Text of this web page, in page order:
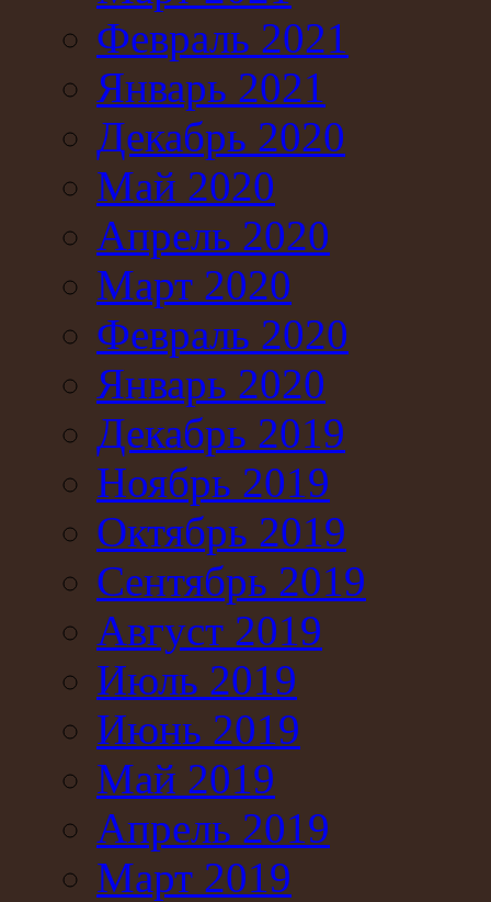
Февраль 2021
Январь 2021
Декабрь 2020
Май 2020
Апрель 2020
Март 2020
Февраль 2020
Январь 2020
Декабрь 2019
Ноябрь 2019
Октябрь 2019
Сентябрь 2019
Август 2019
Июль 2019
Июнь 2019
Май 2019
Апрель 2019
Март 2019